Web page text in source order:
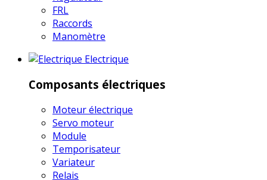
FRL
Raccords
Manomètre
Electrique
Composants électriques
Moteur électrique
Servo moteur
Module
Temporisateur
Variateur
Relais